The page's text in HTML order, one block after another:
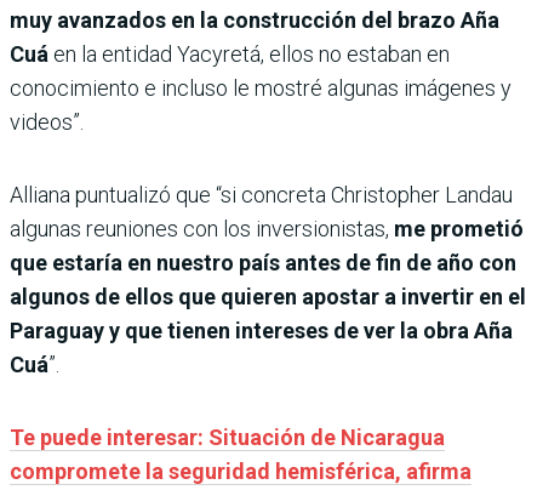
muy avanzados en la construcción del brazo Aña
Cuá en la entidad Yacyretá, ellos no estaban en
conocimiento e incluso le mostré algunas imágenes y
videos”.
Alliana puntualizó que “si concreta Christopher Landau
algunas reuniones con los inversionistas, me prometió
que estaría en nuestro país antes de fin de año con
algunos de ellos que quieren apostar a invertir en el
Paraguay y que tienen intereses de ver la obra Aña
Cuá”.
Te puede interesar: Situación de Nicaragua
compromete la seguridad hemisférica, afirma